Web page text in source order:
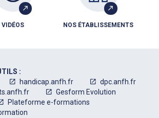
VIDÉOS NOS ÉTABLISSEMENTS
:
handicap.anfh.fr
dpc.anfh.fr
Gesform Evolution
Plateforme e-formations